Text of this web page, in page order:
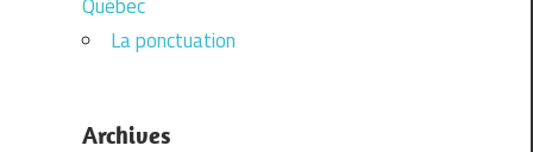
Québec
La ponctuation
Archives